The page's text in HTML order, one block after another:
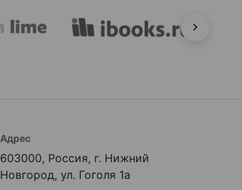
Адрес
603000, Россия, г. Нижний
Новгород, ул. Гоголя 1а